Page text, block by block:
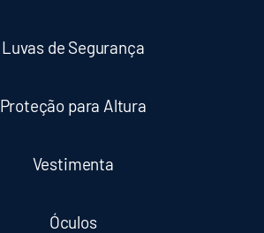
Luvas de Segurança
Proteção para Altura
Vestimenta
Óculos